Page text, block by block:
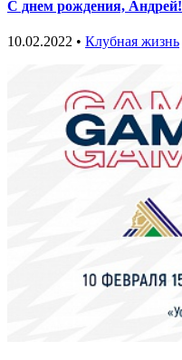
С днем рождения, Андрей!
10.02.2022 • Клубная жизнь